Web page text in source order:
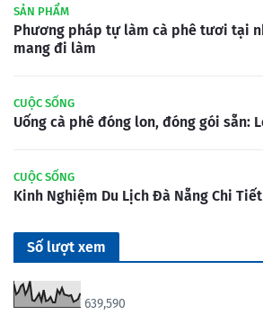
SẢN PHẨM
Phương pháp tự làm cà phê tươi tại
mang đi làm
CUỘC SỐNG
Uống cà phê đóng lon, đóng gói sẵn:
CUỘC SỐNG
Kinh Nghiệm Du Lịch Đà Nẵng Chi Tiết
Số lượt xem
639,590